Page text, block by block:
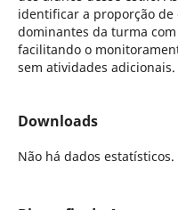
identificar a proporção
dominantes da turma
facilitando o
sem atividades adicionais.
Downloads
Não há dados estatísticos.